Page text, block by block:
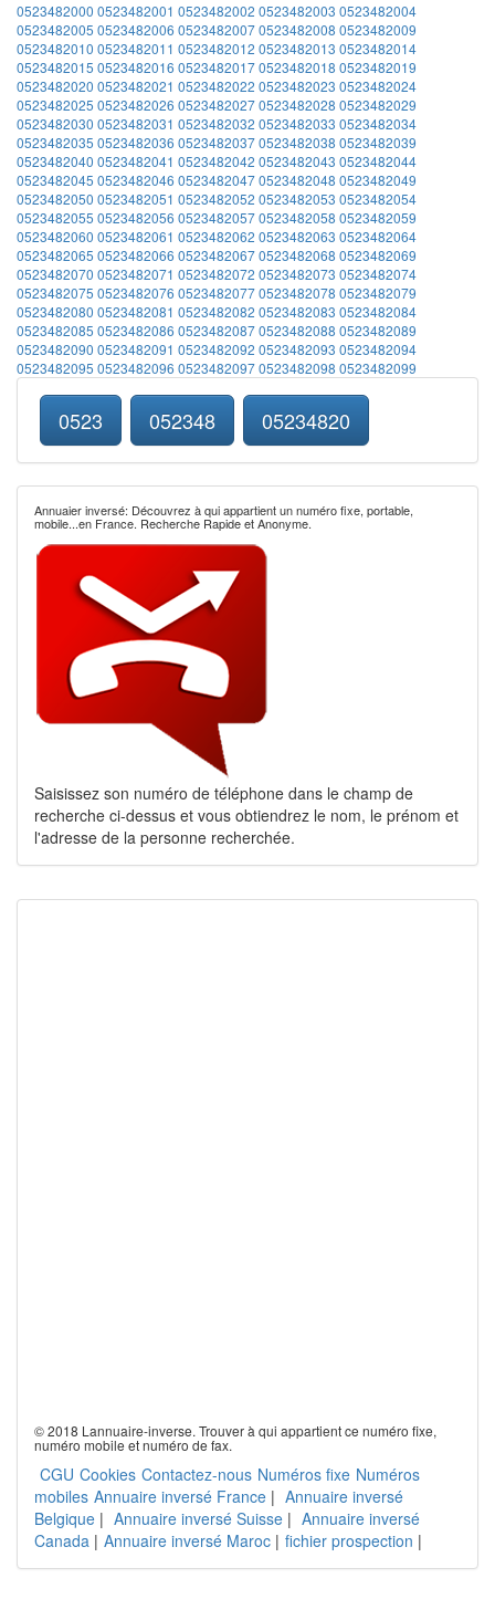
0523482000 0523482001 0523482002 0523482003 0523482004
0523482005 0523482006 05234820070523482008 0523482009
0523482010 0523482011 0523482012 0523482013 0523482014
0523482015 0523482016 05234820170523482018 0523482019
0523482020 0523482021 0523482022 0523482023 0523482024
0523482025 0523482026 05234820270523482028 0523482029
0523482030 0523482031 0523482032 0523482033 0523482034
0523482035 0523482036 05234820370523482038 0523482039
0523482040 0523482041 0523482042 0523482043 0523482044
0523482045 0523482046 05234820470523482048 0523482049
0523482050 0523482051 0523482052 0523482053 0523482054
0523482055 0523482056 05234820570523482058 0523482059
0523482060 0523482061 0523482062 0523482063 0523482064
0523482065 0523482066 05234820670523482068 0523482069
0523482070 0523482071 0523482072 0523482073 0523482074
0523482075 0523482076 05234820770523482078 0523482079
0523482080 0523482081 0523482082 0523482083 0523482084
0523482085 0523482086 05234820870523482088 0523482089
0523482090 0523482091 0523482092 0523482093 0523482094
0523482095 0523482096 05234820970523482098 0523482099
0523 052348 05234820
Annuaier inversé: Découvrez à qui appartient un numéro fixe, portable,
mobile...en France. Recherche Rapide et Anonyme.
Saisissez son numéro de téléphone dans le champ de
recherche ci-dessus et vous obtiendrez le nom, le prénom et
l'adresse de la personne recherchée.
© 2018 Lannuaire-inverse. Trouver à qui appartient ce numéro fixe,
numéro mobile et numéro de fax.
CGU Cookies Contactez-nous Numéros fixe Numéros
mobiles Annuaire inversé France | Annuaire inversé
Belgique | Annuaire inversé Suisse | Annuaire inversé
Canada | Annuaire inversé Maroc | fichier prospection |